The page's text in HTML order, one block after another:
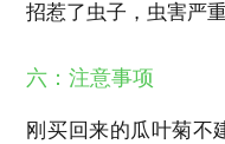
招惹了虫子，虫害严
六：注意事项
刚买回来的瓜叶菊不